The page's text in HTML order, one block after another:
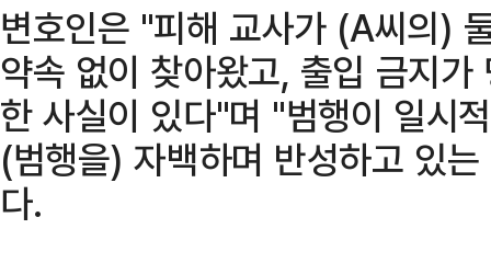
변호인은 "피해 교사가 (A씨의)
약속 없이 찾아왔고, 출입 금지
한 사실이 있다"며 "범행이 일시
(범행을) 자백하며 반성하고 있
다.